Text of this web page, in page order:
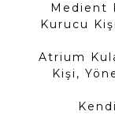
Medient
Kurucu
Atrium
Kişi,